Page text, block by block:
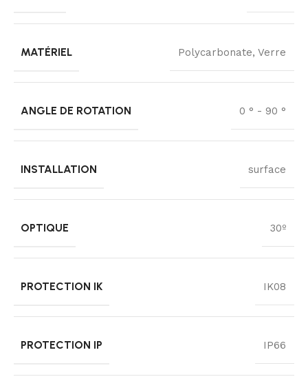
MATÉRIEL Polycarbonate, Verre
ANGLE DE ROTATION 0 ° - 90 °
INSTALLATION surface
OPTIQUE 30º
PROTECTION IK IK08
PROTECTION IP IP66